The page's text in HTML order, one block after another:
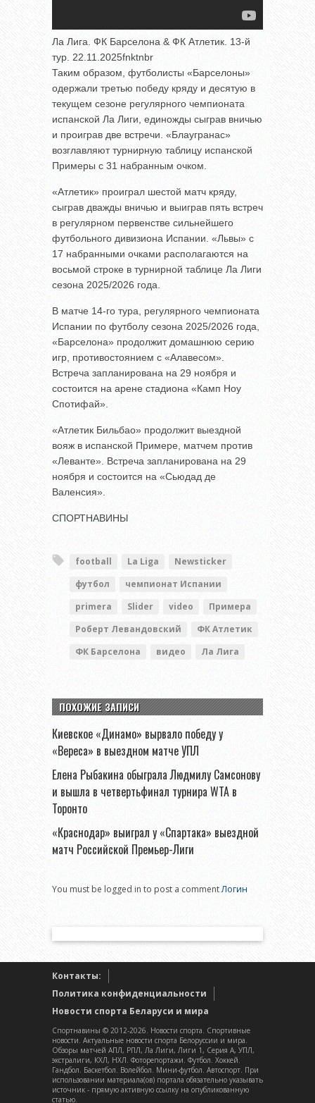
Ла Лига. ФК Барселона & ФК Атлетик. 13-й
тур. 22.11.2025fnktnbr
Таким образом, футболисты «Барселоны»
одержали третью победу кряду и десятую в
текущем сезоне регулярного чемпионата
испанской Ла Лиги, единожды сыграв вничью
и проиграв две встречи. «Блаугранас»
возглавляют турнирную таблицу испанской
Примеры с 31 набранным очком.
«Атлетик» проиграл шестой матч кряду,
сыграв дважды вничью и выиграв пять встреч
в регулярном первенстве сильнейшего
футбольного дивизиона Испании. «Львы» с
17 набранными очками располагаются на
восьмой строке в турнирной таблице Ла Лиги
сезона 2025/2026 года.
В матче 14-го тура, регулярного чемпионата
Испании по футболу сезона 2025/2026 года,
«Барселона» продолжит домашнюю серию
игр, противостоянием с «Алавесом».
Встреча запланирована на 29 ноября и
состоится на арене стадиона «Камп Ноу
Спотифай».
«Атлетик Бильбао» продолжит выездной
вояж в испанской Примере, матчем против
«Леванте». Встреча запланирована на 29
ноября и состоится на «Сьюдад де
Валенсия».
СПОРТНАВИНЫ
football La Liga
Newsticker
футбол
чемпионат Испании
primera
Slider video
Примера
Роберт Левандовский
ФК Атлетик
ФК Барселона
видео Ла Лига
ПОХОЖИЕ ЗАПИСИ
Киевское «Динамо» вырвало победу у
«Вереса» в выездном матче УПЛ
Елена Рыбакина обыграла Людмилу Самсонову
и вышла в четвертьфинал турнира WTA в
Торонто
«Краснодар» выиграл у «Спартака» выездной
матч Российской Премьер-Лиги
You must be logged in to post a commentЛогин
Контакты:
Политика конфиденциальности
Новости спорта Беларуси и мира
Спортнавины © 2012-2026. Новости спорта. Спортивные
новости. Актуальные новости спорта Белоруссии и мира.
Обзоры матчей АПЛ, РПЛ, Ла Лиги, Лиги 1, Серия А, УПЛ,
экстралиги, КХЛ, НХЛ. Фоторепортажи. Футбол. Хоккей.
Гандбол. Баскетбол. Волейбол. Мини-футбол. Автоспорт. При
использовании материала(ов) портала обязательно указывать
источник - прямую активную ссылку на опубликованную
статью.